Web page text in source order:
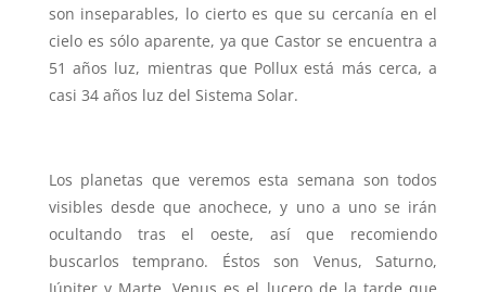
son inseparables, lo cierto es que su cercanía en el
cielo es sólo aparente, ya que Castor se encuentra a
51 años luz, mientras que Pollux está más cerca, a
casi 34 años luz del Sistema Solar.
Los planetas que veremos esta semana son todos
visibles desde que anochece, y uno a uno se irán
ocultando tras el oeste, así que recomiendo
buscarlos temprano. Éstos son Venus, Saturno,